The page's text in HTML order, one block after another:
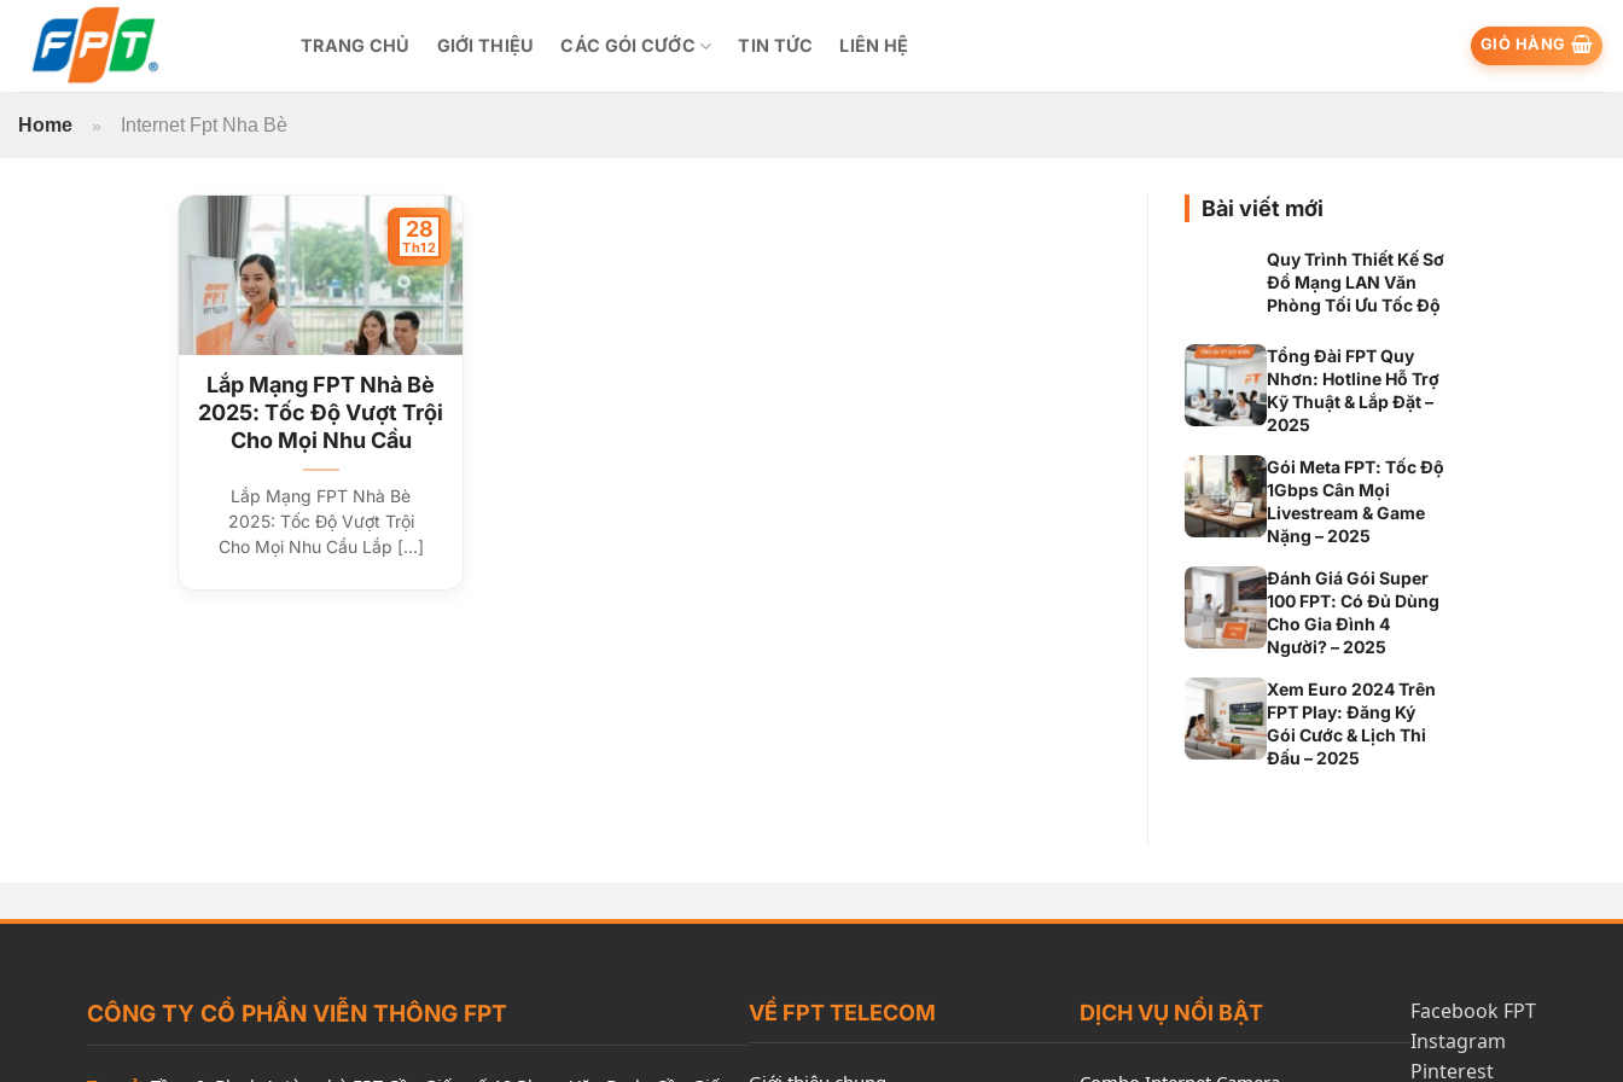
TRANG CHỦ GIỚI THIỆU CÁC GÓI CƯỚC TIN TỨC LIÊN HỆ GIỎ HÀNG
Home » Internet Fpt Nha Bè
Lắp Mạng FPT Nhà Bè
2025: Tốc Độ Vượt Trội
Cho Mọi Nhu Cầu
Lắp Mạng FPT Nhà Bè
2025: Tốc Độ Vượt Trội
Cho Mọi Nhu Cầu Lắp [...]
28
Th12
Bài viết mới
Quy Trình Thiết Kế Sơ
Đồ Mạng LAN Văn
Phòng Tối Ưu Tốc Độ
Tổng Đài FPT Quy
Nhơn: Hotline Hỗ Trợ
Kỹ Thuật & Lắp Đặt –
2025
Gói Meta FPT: Tốc Độ
1Gbps Cân Mọi
Livestream & Game
Nặng – 2025
Đánh Giá Gói Super
100 FPT: Có Đủ Dùng
Cho Gia Đình 4
Người? – 2025
Xem Euro 2024 Trên
FPT Play: Đăng Ký
Gói Cước & Lịch Thi
Đấu – 2025
CÔNG TY CỔ PHẦN VIỄN THÔNG FPT VỀ FPT TELECOM DỊCH VỤ NỔI BẬT
Facebook FPT
Instagram
Pinterest